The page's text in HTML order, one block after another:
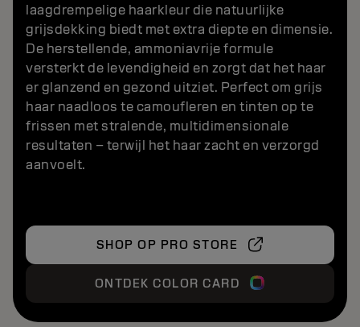
laagdrempelige haarkleur die natuurlijke
grijsdekking biedt met extra diepte en dimensie.
De herstellende, ammoniavrije formule
versterkt de levendigheid en zorgt dat het haar
er glanzend en gezond uitziet. Perfect om grijs
haar naadloos te camoufleren en tinten op te
frissen met stralende, multidimensionale
resultaten – terwijl het haar zacht en verzorgd
aanvoelt.
SHOP OP PRO STORE
ONTDEK COLOR CARD